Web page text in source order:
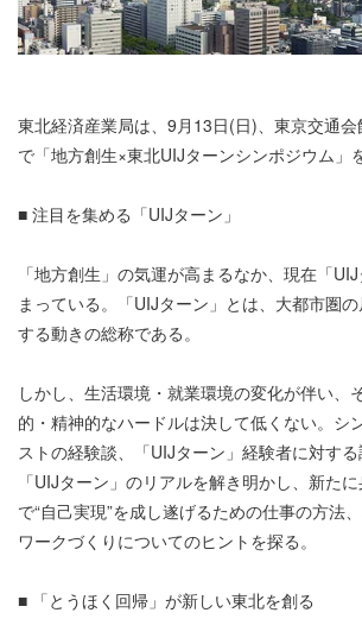
東北経済産業局は、9月13日(日)、東京交通
で「地方創生×東北UIJターンシンポジウム」
■ 注目を集める「UIJターン」
「地方創生」の気運が高まるなか、現在「
まっている。「UIJターン」とは、大都市圏
する動きの総称である。
しかし、生活環境・就業環境の変化が伴い、
的・精神的なハードルは決して低くない。シ
ストの経験談、「UIJターン」経験者に対す
「UIJターン」のリアルを解き明かし、新た
で“自己実現”を成し遂げるための仕事の方法
ワークづくりについてのヒントを探る。
■ 「とうほく回帰」が新しい東北を創る